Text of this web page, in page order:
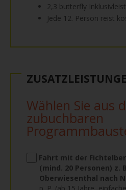
2,3 butterfly
Jede 12. Person reist
Wählen Sie aus
zubuchbaren
Fahrt mit der
(mind. 20 Personen) z.
Oberwiesenthal nach